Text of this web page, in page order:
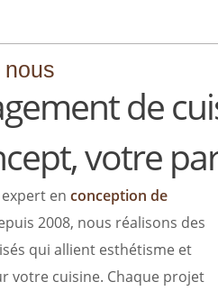
de
votre
en conception de
2008, nous réalisons des
qui allient esthétisme et
votre cuisine. Chaque projet